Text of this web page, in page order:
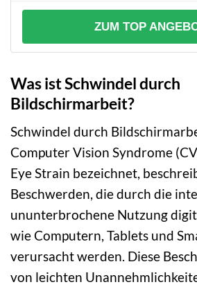
ZUM TOP
Was ist Schwindel durch
Bildschirmarbeit?
Schwindel durch
Computer Vision Syndrome
Eye Strain bezeichnet,
Beschwerden, die durch die
ununterbrochene Nutzung
wie Computern, Tablets und
verursacht werden. Diese
von leichten